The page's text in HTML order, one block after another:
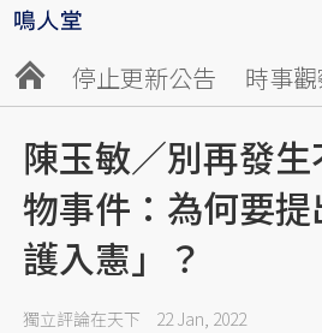
停止更新公告 時事
陳玉敏／別再發
物事件：為何要
護入憲」？
獨立評論在天下 22 Jan, 2022